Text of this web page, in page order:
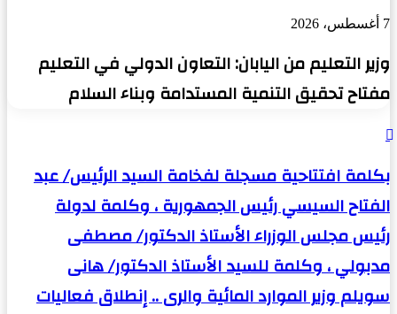
7 أغسطس، 2026
وزير التعليم من اليابان: التعاون الدولي في التعليم
مفتاح تحقيق التنمية المستدامة وبناء السلام
مسجلة
لفخامة
السيد
الرئيس/
عبد
الفتاح
السيسي
الجمهورية
بكلمة افتتاحية مسجلة لفخامة السيد الرئيس/ عبد
الفتاح السيسي رئيس الجمهورية ، وكلمة لدولة
رئيس مجلس الوزراء الأستاذ الدكتور/ مصطفى
مدبولي ، وكلمة للسيد الأستاذ الدكتور/ هانى
سويلم وزير الموارد المائية والرى .. إنطلاق فعاليات